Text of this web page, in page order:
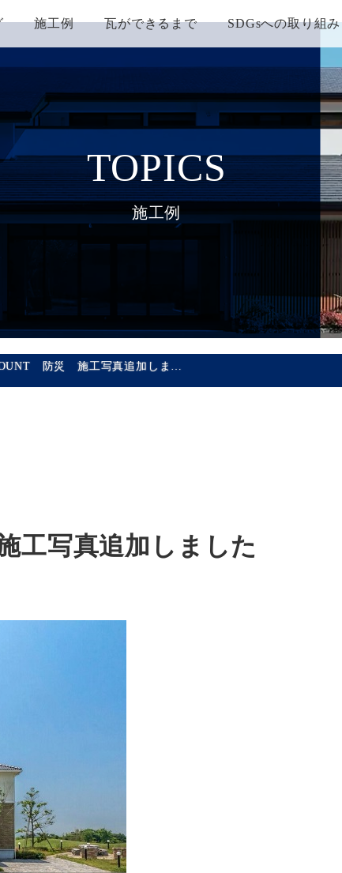
施工例 瓦ができるまで SDGsへの取り組み
TOPICS
施工例
CERA-MOUNT 防災 施工写真追加しました
写真追加しました